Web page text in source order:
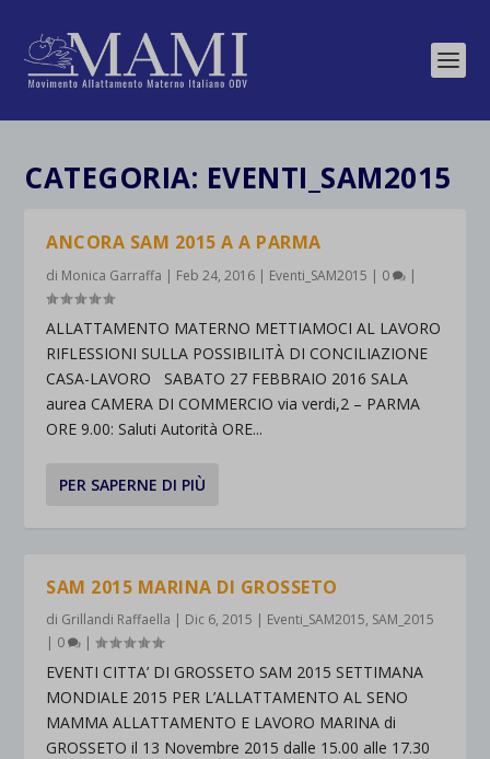
CATEGORIA: EVENTI_SAM2015
ANCORA SAM 2015 A A PARMA
di Monica Garraffa | Feb 24, 2016 | Eventi_SAM2015 | 0 |
ALLATTAMENTO MATERNO METTIAMOCI AL LAVORO
RIFLESSIONI SULLA POSSIBILITÀ DI CONCILIAZIONE
CASA-LAVORO SABATO 27 FEBBRAIO 2016 SALA
aurea CAMERA DI COMMERCIO via verdi,2 – PARMA
ORE 9.00: Saluti Autorità ORE...
PER SAPERNE DI PIÙ
SAM 2015 MARINA DI GROSSETO
di Grillandi Raffaella | Dic 6, 2015 | Eventi_SAM2015, SAM_2015
| 0 |
EVENTI CITTA’ DI GROSSETO SAM 2015 SETTIMANA
MONDIALE 2015 PER L’ALLATTAMENTO AL SENO
MAMMA ALLATTAMENTO E LAVORO MARINA di
GROSSETO il 13 Novembre 2015 dalle 15.00 alle 17.30